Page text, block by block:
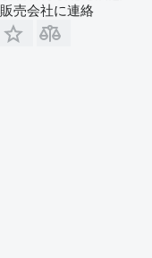
販売会社に連絡